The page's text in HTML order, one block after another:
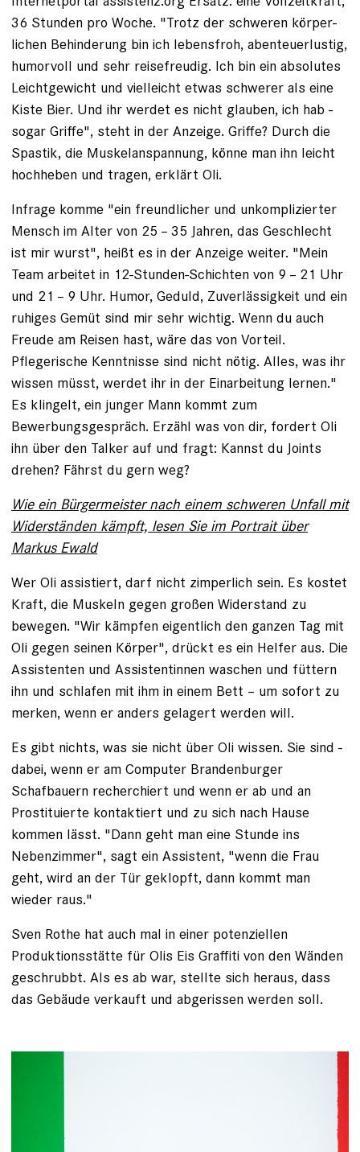
36 Stunden pro Woche. "Trotz der schweren körper­
lichen Behinderung bin ich lebensfroh, abenteuerlustig,
humorvoll und sehr reisefreudig. Ich bin ein absolutes
Leichtgewicht und vielleicht etwas ­schwerer als eine
Kiste Bier. Und ihr werdet es nicht glauben, ich hab ­
sogar Griffe", steht in der Anzeige. Griffe? Durch die
Spastik, die Muskel­anspannung, könne man ihn leicht
hochheben und tragen, erklärt Oli.
Infrage komme "ein freundlicher und unkomplizierter
Mensch im Alter von 25 – 35 Jahren, das Geschlecht
ist mir wurst", heißt es in der Anzeige weiter. "Mein
Team arbeitet in 12-Stunden-Schichten von 9 – 21 Uhr
und 21 – 9 Uhr. Humor, Geduld, Zuverlässigkeit und ein
­ruhiges Gemüt sind mir sehr wichtig. Wenn du auch
Freude am Reisen hast, wäre das von Vorteil.
Pflegerische Kenntnisse sind nicht nötig. Alles, was ihr
wissen müsst, werdet ihr in der Einarbeitung lernen."
Es klingelt, ein junger Mann kommt zum
Bewerbungsgespräch. Erzähl was von dir, fordert Oli
ihn über den Talker auf und fragt: Kannst du Joints
drehen? Fährst du gern weg?
Wie ein Bürgermeister nach einem schweren Unfallmit
Widerständen kämpft, lesen Sie im Portrait über
Markus Ewald
Wer Oli assistiert, darf nicht zimperlich sein. Es kostet
Kraft, die Muskeln gegen großen Widerstand zu
bewegen. "Wir kämpfen eigentlich den ganzen Tag mit
Oli gegen seinen Körper", drückt es ein Helfer aus. Die
Assistenten und Assistentinnen waschen und füttern
ihn und schlafen mit ihm in einem Bett – um sofort zu
merken, wenn er anders gelagert werden will.
Es gibt nichts, was sie nicht über Oli wissen. Sie sind ­
dabei, wenn er am Computer Brandenburger
Schafbauern recherchiert und wenn er ab und an
Prostituierte kontaktiert und zu sich nach Hause
kommen lässt. "Dann geht man eine Stunde ins
Nebenzimmer", sagt ein Assistent, "wenn die Frau
geht, wird an der Tür geklopft, dann kommt man
wieder raus."
Sven Rothe hat auch mal in einer potenziellen
Produktionsstätte für Olis Eis Graffiti von den Wänden
geschrubbt. Als es ab war, stellte sich heraus, dass
das Gebäude verkauft und abgerissen werden soll.